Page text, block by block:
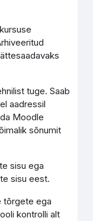
tuge. Saab
aadressil
Moodle
sõnumit
sisu ega
sisu eest.
tõrgete ega
kontrolli alt